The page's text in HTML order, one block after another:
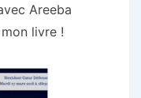
Areeba
mon livre !